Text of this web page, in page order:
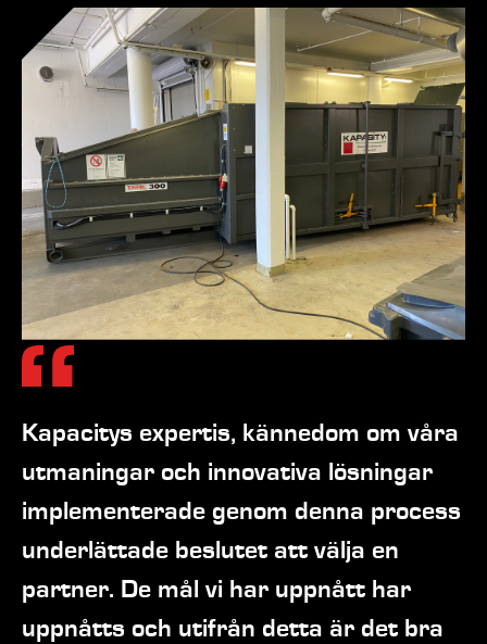
Kapacitys expertis, kännedom om våra
utmaningar och innovativa lösningar
implementerade genom denna process
underlättade beslutet att välja en
partner. De mål vi har uppnått har
uppnåtts och utifrån detta är det bra